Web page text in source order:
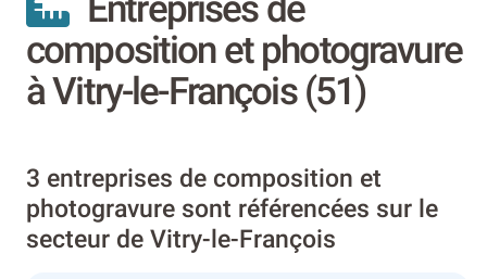
composition et photogravure
à Vitry-le-François (51)
3 entreprises de composition et
photogravure sont référencées sur le
secteur de Vitry-le-François